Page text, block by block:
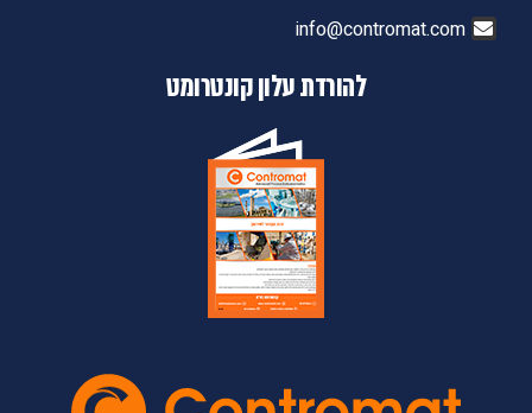
info@contromat.com
להורדת עלון קונטרומט